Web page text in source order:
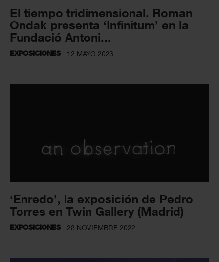
El tiempo tridimensional. Roman
Ondak presenta ‘Infinitum’ en la
Fundació Antoni...
EXPOSICIONES 12 MAYO 2023
‘Enredo’, la exposición de Pedro
Torres en Twin Gallery (Madrid)
EXPOSICIONES 28 NOVIEMBRE 2022